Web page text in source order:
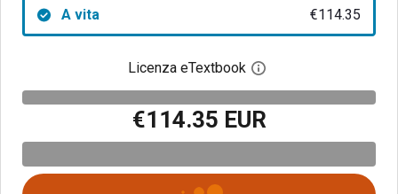
A vita €114.35
Licenza eTextbook Apri la finestra di
€114.35 EUR